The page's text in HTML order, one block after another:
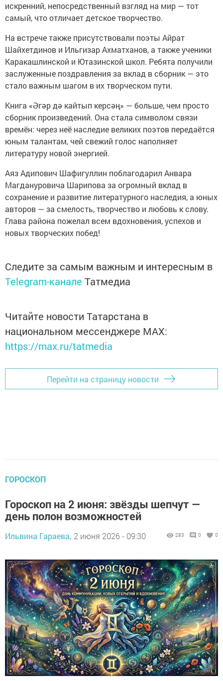
искренний, непосредственный взгляд на мир — тот
самый, что отличает детское творчество.
На встрече также присутствовали поэты Айрат
Шайхетдинов и Ильгизар Ахматханов, а также ученики
Каракашлинской и Ютазинской школ. Ребята получили
заслуженные поздравления за вклад в сборник — это
стало важным шагом в их творческом пути.
Книга «Әгәр дә кайтып керсәң» — больше, чем просто
сборник произведений. Она стала символом связи
времён: через неё наследие великих поэтов передаётся
юным талантам, чей свежий голос наполняет
литературу новой энергией.
Аяз Адипович Шафигуллин поблагодарил Анвара
Магдануровича Шарипова за огромный вклад в
сохранение и развитие литературного наследия, а юных
авторов — за смелость, творчество и любовь к слову.
Глава района пожелал всем вдохновения, успехов и
новых творческих побед!
Следите за самым важным и интересным в
Telegram-канале Татмедиа
Читайте новости Татарстана в
национальном мессенджере MАХ:
https://max.ru/tatmedia
Перейти на страницу новости
ГОРОСКОП
Гороскоп на 2 июня: звёзды шепчут —
день полон возможностей
Ильвина Гараева, 2 июня 2026 - 09:30 283 0 0